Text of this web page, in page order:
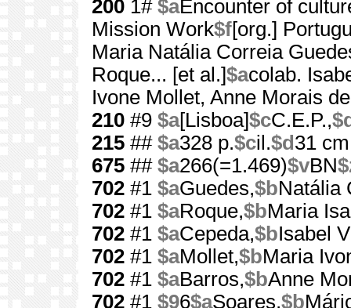
200 1# $aEncounter of
Mission Work$f[org.]
Maria Natália Correia
Roque... [et al.]$acolab.
Ivone Mollet, Anne Morais
210 #9 $a[Lisboa]$cC.E.P.,
215 ## $a328 p.$cil.$d 31 cm
675 ## $a266(=1.469)$vBN
702 #1 $aGuedes,$bNatália
702 #1 $aRoque,$bMaria
702 #1 $aCepeda,$bIsabel
702 #1 $aMollet,$bMaria
702 #1 $aBarros,$bAnne
702 #1 $96$aSoares,$b